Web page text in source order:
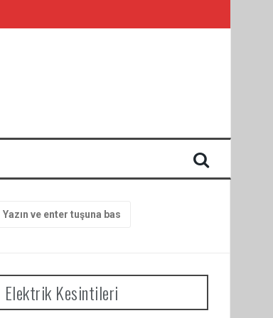
yap:
Elektrik Kesintileri